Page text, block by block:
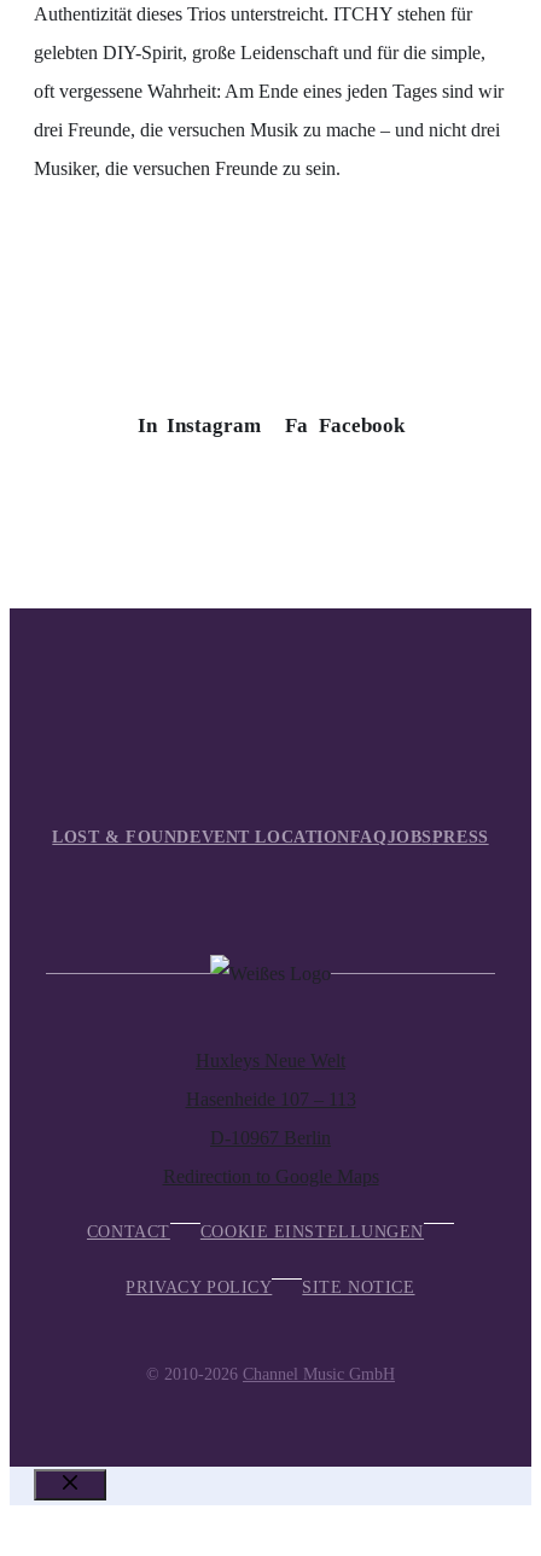
Authentizität dieses Trios unterstreicht. ITCHY stehen für
gelebten DIY-Spirit, große Leidenschaft und für die simple,
oft vergessene Wahrheit: Am Ende eines jeden Tages sind wir
drei Freunde, die versuchen Musik zu mache – und nicht drei
Musiker, die versuchen Freunde zu sein.
In Instagram Fa Facebook
LOST & FOUNDEVENT LOCATIONFAQJOBSPRESS
Huxleys Neue Welt
Hasenheide 107 – 113
D-10967 Berlin
Redirection to Google Maps
CONTACT COOKIE EINSTELLUNGEN
PRIVACY POLICY SITE NOTICE
© 2010-2026 Channel Music GmbH
CLOSE